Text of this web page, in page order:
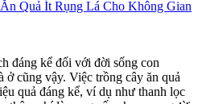
Quả Ít Rụng Lá Cho Không Gian
đáng kể đối với đời sống con
cũng vậy. Việc trồng cây ăn quả
quả đáng kể, ví dụ như thanh lọc